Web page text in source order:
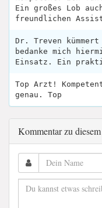
Ein großes Lob
freundlichen
Dr. Treven
bedanke mich
Einsatz. Ein
Top Arzt!
genau. Top
Kommentar zu